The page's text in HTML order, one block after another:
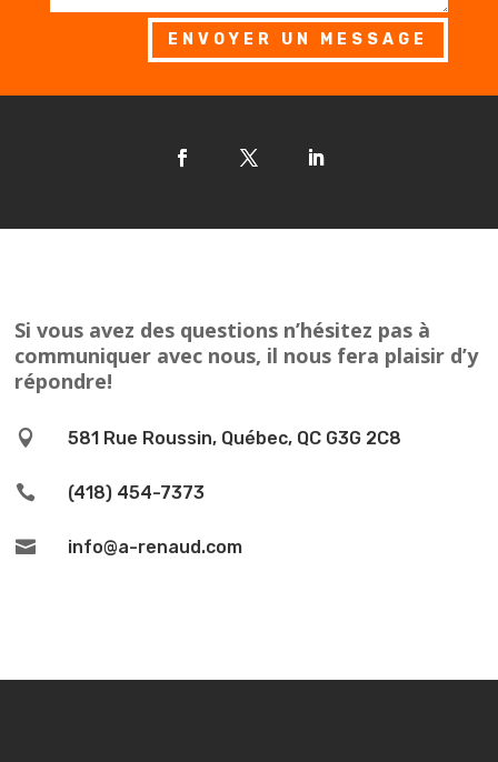
ENVOYER UN MESSAGE
Si vous avez des questions n’hésitez pas à
communiquer avec nous, il nous fera plaisir d’y
répondre!
 581 Rue Roussin, Québec, QC G3G 2C8
 (418) 454-7373
 info@a-renaud.com